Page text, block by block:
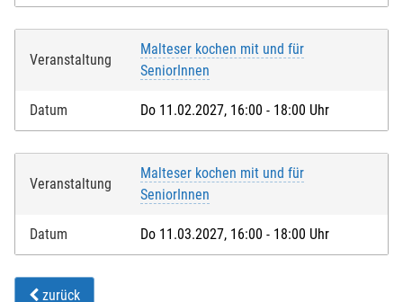
Veranstaltung
Malteser kochen mit und für
SeniorInnen
Datum Do 11.02.2027, 16:00 - 18:00 Uhr
Veranstaltung
Malteser kochen mit und für
SeniorInnen
Datum Do 11.03.2027, 16:00 - 18:00 Uhr
zurück